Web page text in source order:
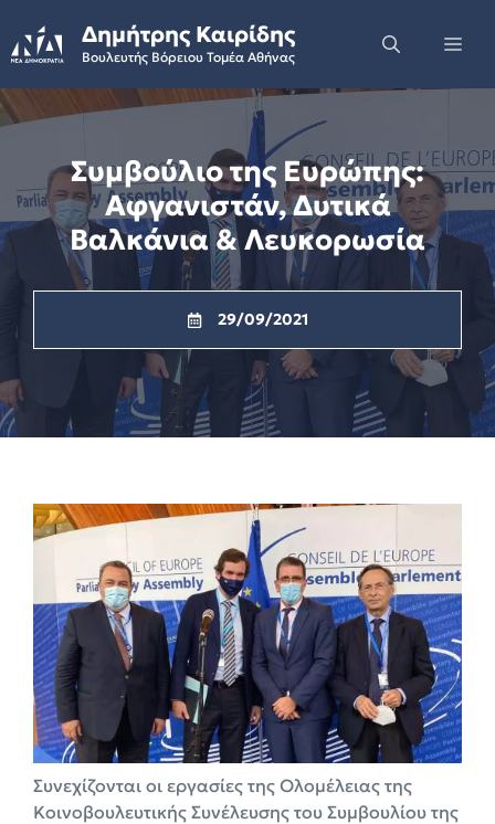
to
content
Δημήτρης Καιρίδης
Βουλευτής Βόρειου Τομέα Αθήνας
Συμβούλιο της Ευρώπης:
Αφγανιστάν, Δυτικά
Βαλκάνια & Λευκορωσία
29/09/2021
Συνεχίζονται οι εργασίες της Ολομέλειας της
Κοινοβουλευτικής Συνέλευσης του Συμβουλίου της